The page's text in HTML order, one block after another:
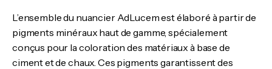
L’ensemble du nuancier AdLucem est élaboré à partir de
pigments minéraux haut de gamme, spécialement
conçus pour la coloration des matériaux à base de
ciment et de chaux. Ces pigments garantissent des